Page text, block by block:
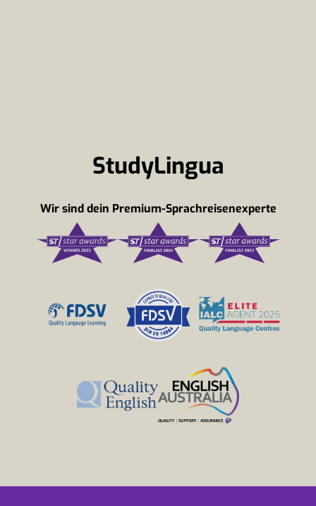
StudyLingua
Wir sind dein Premium-Sprachreisenexperte